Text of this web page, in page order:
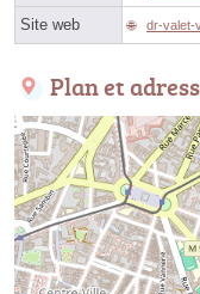
Site web dr-valet-
Plan et